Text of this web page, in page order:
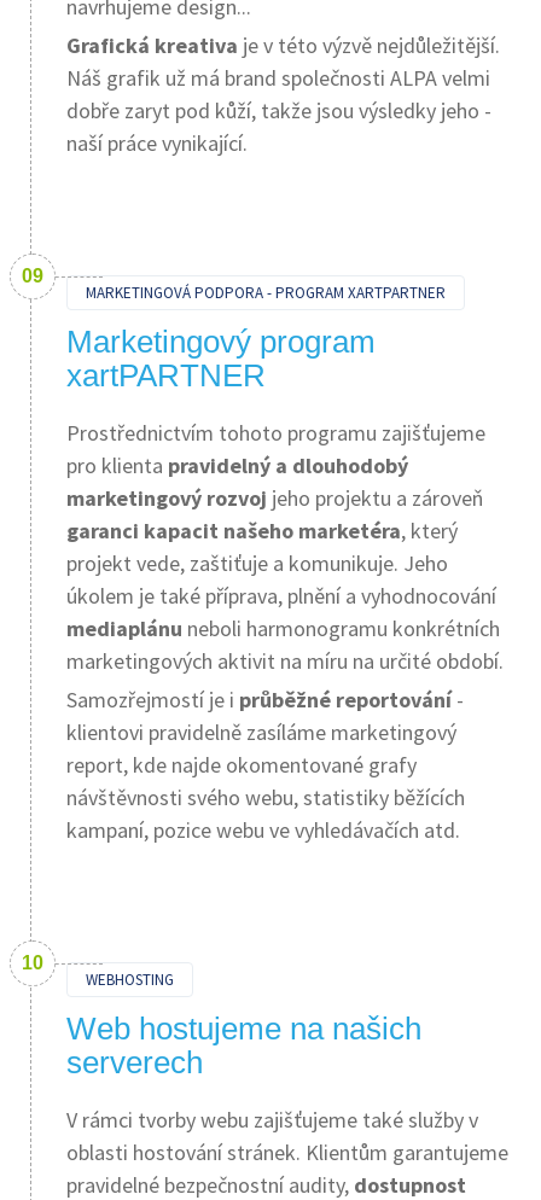
navrhujeme design...
Grafická kreativa je v této výzvě nejdůležitější.
Náš grafik už má brand společnosti ALPA velmi
dobře zaryt pod kůží, takže jsou výsledky jeho -
naší práce vynikající.
MARKETINGOVÁ PODPORA - PROGRAM XARTPARTNER
Marketingový program
xartPARTNER
Prostřednictvím tohoto programu zajišťujeme
pro klienta pravidelný a dlouhodobý
marketingový rozvoj jeho projektu a zároveň
garanci kapacit našeho marketéra, který
projekt vede, zaštiťuje a komunikuje. Jeho
úkolem je také příprava, plnění a vyhodnocování
mediaplánu neboli harmonogramu konkrétních
marketingových aktivit na míru na určité období.
Samozřejmostí je i průběžné reportování-
klientovi pravidelně zasíláme marketingový
report, kde najde okomentované grafy
návštěvnosti svého webu, statistiky běžících
kampaní, pozice webu ve vyhledávačích atd.
WEBHOSTING
Web hostujeme na našich
serverech
V rámci tvorby webu zajišťujeme také služby v
oblasti hostování stránek. Klientům garantujeme
pravidelné bezpečnostní audity, dostupnost